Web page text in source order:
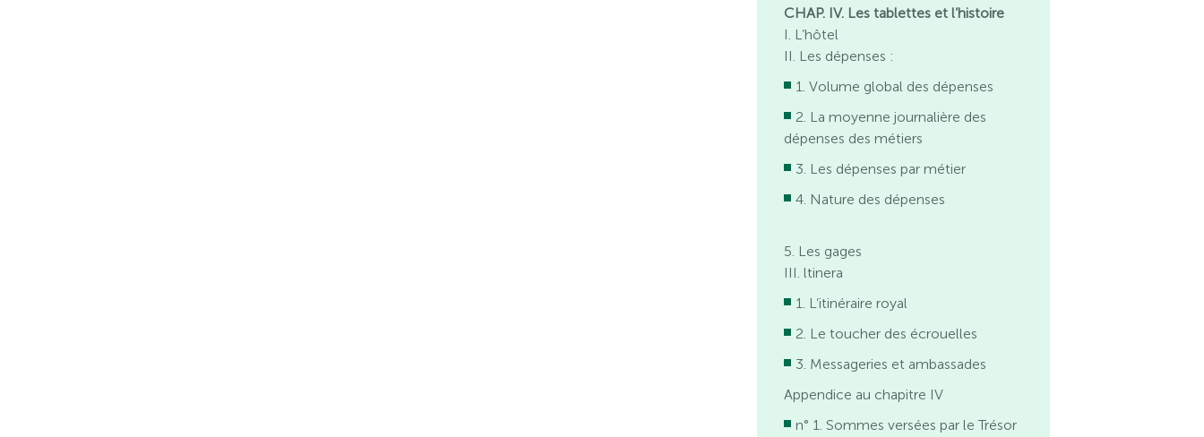
CHAP. IV. Les tablettes et l’histoire
I. L’hôtel
II. Les dépenses :
1. Volume global des dépenses
2. La moyenne journalière des
dépenses des métiers
3. Les dépenses par métier
4. Nature des dépenses
5. Les gages
III. ltinera
1. L’itinéraire royal
2. Le toucher des écrouelles
3. Messageries et ambassades
Appendice au chapitre IV
n° 1. Sommes versées par le Trésor